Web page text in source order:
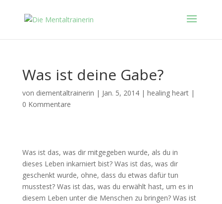
Was ist deine Gabe?
von diementaltrainerin | Jan. 5, 2014| healing heart|
0 Kommentare
Was ist das, was dir mitgegeben wurde, als du in
dieses Leben inkarniert bist? Was ist das, was dir
geschenkt wurde, ohne, dass du etwas dafür tun
musstest? Was ist das, was du erwählt hast, um es in
diesem Leben unter die Menschen zu bringen? Was ist